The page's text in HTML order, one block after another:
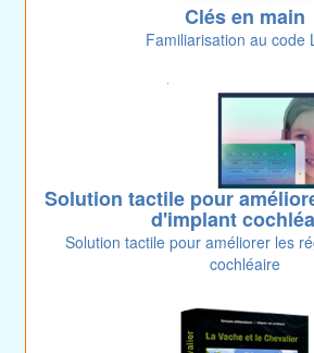
Clés en main
Familiarisation au code
Solution tactile pour
d'implant
Solution tactile pour améliorer les
cochléaire